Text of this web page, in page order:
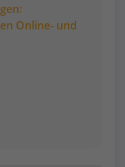
Online- und